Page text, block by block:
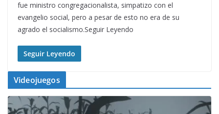
fue ministro congregacionalista, simpatizo con el
evangelio social, pero a pesar de esto no era de su
agrado el socialismo.Seguir Leyendo
Seguir Leyendo
Videojuegos